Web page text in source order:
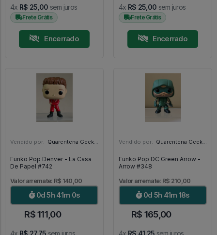
4x R$ 25,00 sem juros
Frete Grátis
Encerrado
4x R$ 25,00 sem juros
Frete Grátis
Encerrado
Vendido por: Quarentena Geek Store - SP
Funko Pop Denver - La Casa
De Papel #742
Valor arremate: R$ 140,00
0d 5h 40m 58s
R$ 111,00
4x R$ 27,75 sem juros
Vendido por: Quarentena Geek Store - SP
Funko Pop DC Green Arrow -
Arrow #348
Valor arremate: R$ 210,00
0d 5h 41m 16s
R$ 165,00
4x R$ 41,25 sem juros